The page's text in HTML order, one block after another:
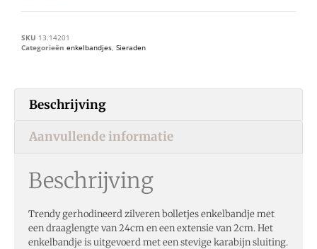
SKU 13.14201
Categorieën enkelbandjes, Sieraden
Beschrijving
Aanvullende informatie
Beschrijving
Trendy gerhodineerd zilveren bolletjes enkelbandje met
een draaglengte van 24cm en een extensie van 2cm. Het
enkelbandje is uitgevoerd met een stevige karabijn sluiting.